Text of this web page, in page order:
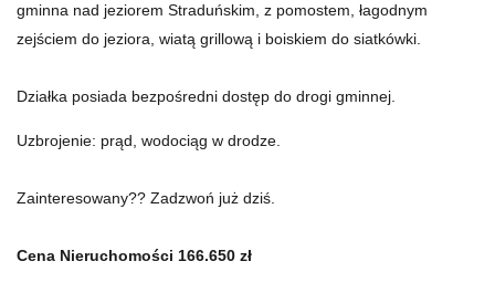
gminna nad jeziorem Straduńskim, z pomostem, łagodnym
zejściem do jeziora, wiatą grillową i boiskiem do siatkówki.
Działka posiada bezpośredni dostęp do drogi gminnej.
Uzbrojenie: prąd, wodociąg w drodze.
Zainteresowany?? Zadzwoń już dziś.
Cena Nieruchomości 166.650 zł